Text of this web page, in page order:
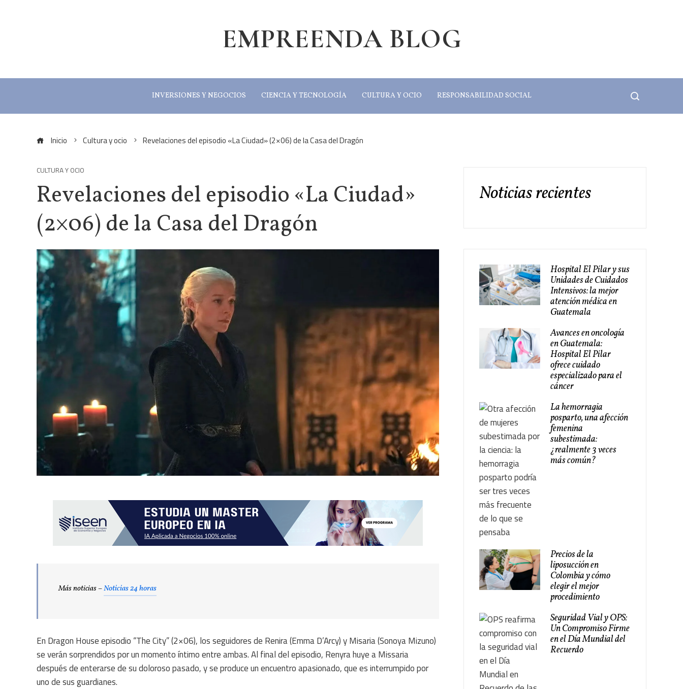
EMPREENDA BLOG
INVERSIONES Y NEGOCIOS CIENCIA Y TECNOLOGÍA CULTURA Y OCIO RESPONSABILIDAD SOCIAL
Inicio Cultura y ocio Revelaciones del episodio «La Ciudad» (2×06) de la Casa del Dragón
CULTURA Y OCIO
Revelaciones del episodio «La Ciudad»
(2×06) de la Casa del Dragón
Más noticias –Noticias 24 horas
En Dragon House episodio “The City” (2×06), los seguidores de Renira (Emma D’Arcy) y Misaria (Sonoya Mizuno)
se verán sorprendidos por un momento íntimo entre ambas. Al final del episodio, Renyra huye a Missaria
después de enterarse de su doloroso pasado, y se produce un encuentro apasionado, que es interrumpido por
uno de sus guardianes.
Noticias recientes
Hospital El Pilar y sus
Unidades de Cuidados
Intensivos: la mejor
atención médica en
Guatemala
Avances en oncología
en Guatemala:
Hospital El Pilar
ofrece cuidado
especializado para el
cáncer
La hemorragia
posparto, una afección
femenina
subestimada:
¿realmente 3 veces
más común?
Precios de la
liposucción en
Colombia y cómo
elegir el mejor
procedimiento
Seguridad Vial y OPS:
Un Compromiso Firme
en el Día Mundial del
Recuerdo